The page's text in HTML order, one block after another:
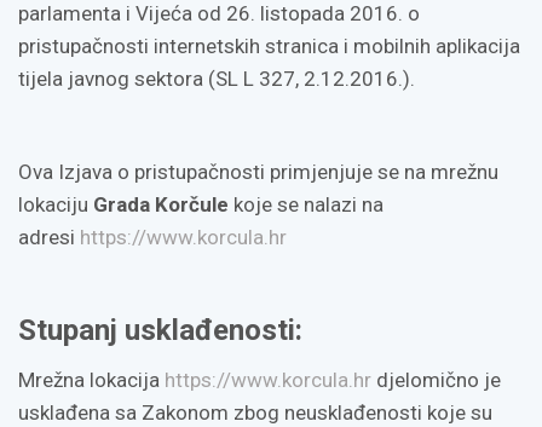
parlamenta i Vijeća od 26. listopada 2016. o
pristupačnosti internetskih stranica i mobilnih aplikacija
tijela javnog sektora (SL L 327, 2.12.2016.).
Ova Izjava o pristupačnosti primjenjuje se na mrežnu
lokaciju Grada Korčule koje se nalazi na
adresi https://www.korcula.hr
Stupanj usklađenosti:
Mrežna lokacija https://www.korcula.hr djelomično je
usklađena sa Zakonom zbog neusklađenosti koje su